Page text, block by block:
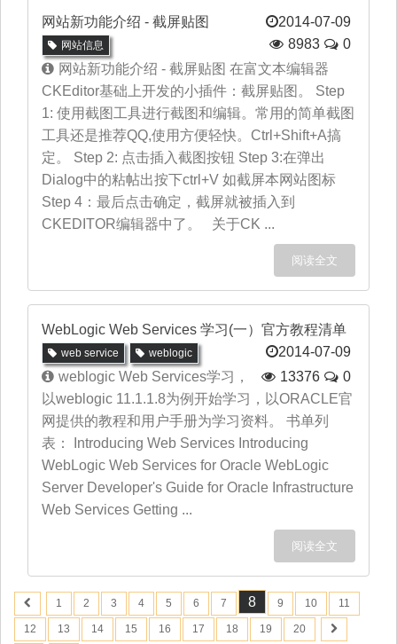
网站新功能介绍 - 截屏贴图 2014-07-09
网站信息 8983
0
网站新功能介绍 - 截屏贴图 在富文本编辑器
CKEditor基础上开发的小插件：截屏贴图。 Step
1: 使用截图工具进行截图和编辑。常用的简单截图
工具还是推荐QQ,使用方便轻快。Ctrl+Shift+A搞
定。 Step 2: 点击插入截图按钮 Step 3:在弹出
Dialog中的粘帖出按下ctrl+V 如截屏本网站图标
Step 4：最后点击确定，截屏就被插入到
CKEDITOR编辑器中了。 关于CK ...
阅读全文
WebLogic Web Services 学习(一）官方教程清单
2014-07-09
web service weblogic
13376 0
weblogic Web Services学习，
以weblogic 11.1.1.8为例开始学习，以ORACLE官
网提供的教程和用户手册为学习资料。 书单列
表： Introducing Web Services Introducing
WebLogic Web Services for Oracle WebLogic
Server Developer's Guide for Oracle Infrastructure
Web Services Getting ...
阅读全文
1 2 3 4 5 6 7 8 9 10 11
12 13 14 15 16 17 18 19 20